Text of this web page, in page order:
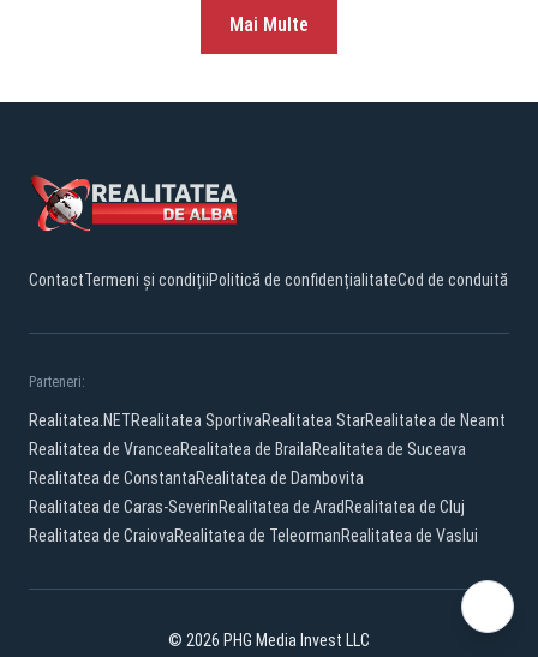
Mai Multe
ContactTermeni și condițiiPolitică de confidențialitateCod de conduită
Parteneri:
Realitatea.NETRealitatea SportivaRealitatea StarRealitatea de Neamt
Realitatea de VranceaRealitatea de BrailaRealitatea de Suceava
Realitatea de ConstantaRealitatea de Dambovita
Realitatea de Caras-SeverinRealitatea de Arad Realitatea de Cluj
Realitatea de CraiovaRealitatea de TeleormanRealitatea de Vaslui
© 2026 PHG Media Invest LLC